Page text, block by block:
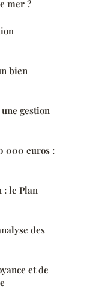
mer ?
bien
gestion
000 euros :
: le Plan
des
et de